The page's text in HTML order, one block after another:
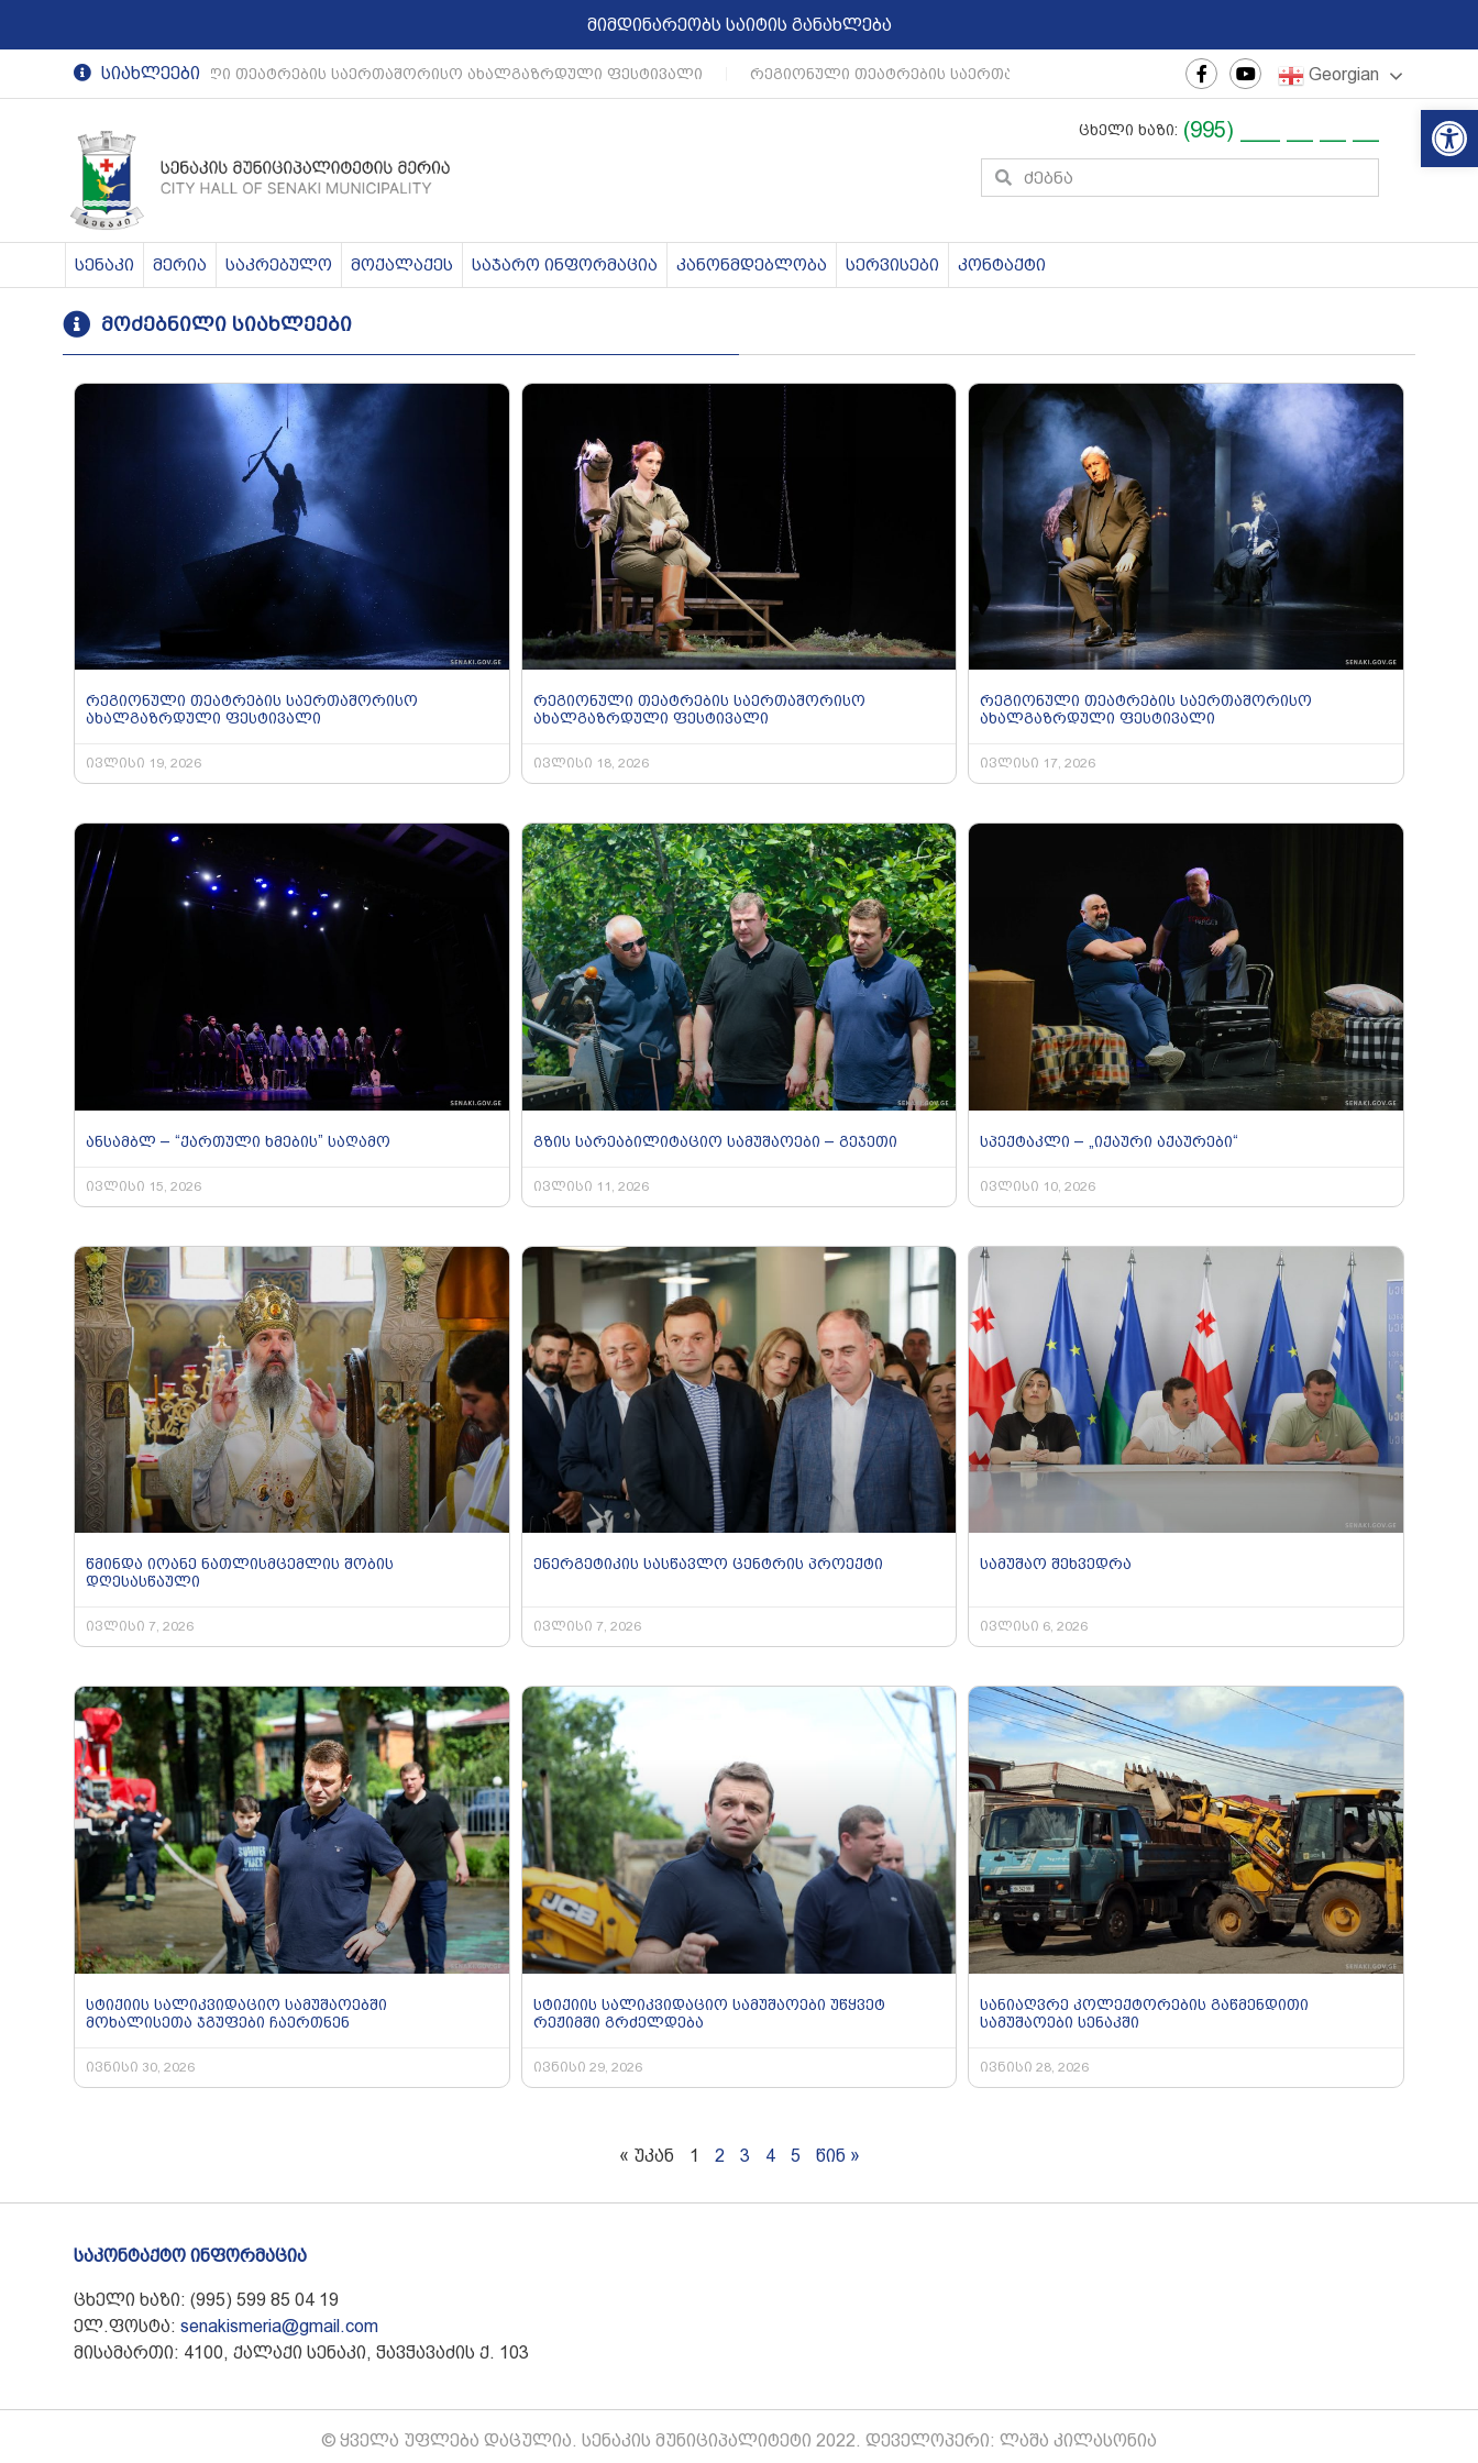
მიმდინარეობს საიტის განახლება
სიახლეები
რეგიონული თეატრების საერთაშორისო ახალგაზრდული ფესტივალი რეგიონული თეატრების საერთაშორისო ახალგაზრდული ფესტივალი | რეგიონული
Georgian
ცხელი ხაზი: (995) ___ __ __ __
სენაკი მერია საკრებულო მოქალაქეს საჯარო ინფორმაცია კანონმდებლობა სერვისები კონტაქტი
მოძებნილი სიახლეები
რეგიონული თეატრების საერთაშორისო
ახალგაზრდული ფესტივალი
ივლისი 19, 2026
რეგიონული თეატრების საერთაშორისო
ახალგაზრდული ფესტივალი
ივლისი 18, 2026
რეგიონული თეატრების საერთაშორისო
ახალგაზრდული ფესტივალი
ივლისი 17, 2026
ანსამბლ – “ქართული ხმების” საღამო
ივლისი 15, 2026
გზის სარეაბილიტაციო სამუშაოები – გეჯეთი
ივლისი 11, 2026
სპექტაკლი – „იქაური აქაურები“
ივლისი 10, 2026
წმინდა იოანე ნათლისმცემლის შობის
დღესასწაული
ივლისი 7, 2026
ენერგეტიკის სასწავლო ცენტრის პროექტი
ივლისი 7, 2026
სამუშაო შეხვედრა
ივლისი 6, 2026
სტიქიის სალიკვიდაციო სამუშაოებში
მოხალისეთა ჯგუფები ჩაერთნენ
ივნისი 30, 2026
სტიქიის სალიკვიდაციო სამუშაოები უწყვეტ
რეჟიმში გრძელდება
ივნისი 29, 2026
სანიაღვრე კოლექტორების გაწმენდითი
სამუშაოები სენაკში
ივნისი 28, 2026
« უკან 1 2 3 4 5 წინ »
საკონტაქტო ინფორმაცია
ცხელი ხაზი: (995) 599 85 04 19
ელ.ფოსტა: senakismeria@gmail.com
მისამართი: 4100, ქალაქი სენაკი, ჭავჭავაძის ქ. 103
© ყველა უფლება დაცულია. სენაკის მუნიციპალიტეტი 2022. დეველოპერი: ლაშა კილასონია